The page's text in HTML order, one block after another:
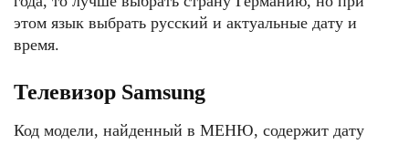
этом язык выбрать русский и актуальные дату и
время.
Телевизор Samsung
Код модели, найденный в МЕНЮ, содержит дату